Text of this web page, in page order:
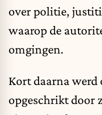
over politie,
waarop de
omgingen.
Kort daarna werd
opgeschrikt door